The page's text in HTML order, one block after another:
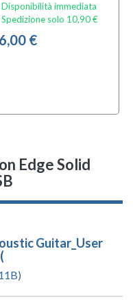
Disponibilità immediata
Spedizione solo 10,90 €
€
Edge Solid
Guitar_User